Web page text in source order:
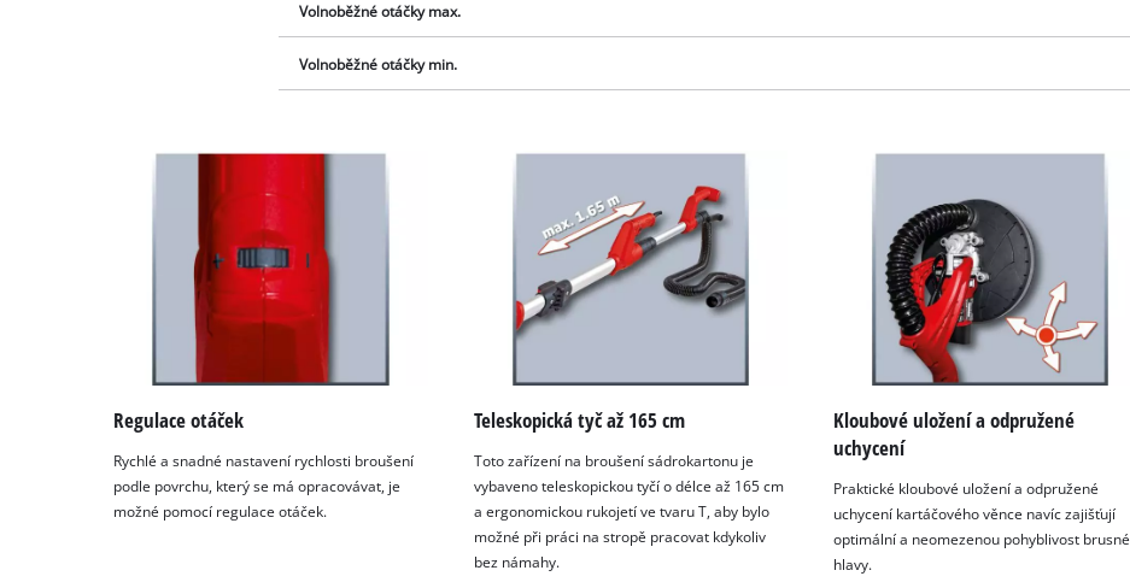
Volnoběžné otáčky max.
Volnoběžné otáčky min.
Regulace otáček
Rychlé a snadné nastavení rychlosti broušení
podle povrchu, který se má opracovávat, je
možné pomocí regulace otáček.
Teleskopická tyč až 165 cm
Toto zařízení na broušení sádrokartonu je
vybaveno teleskopickou tyčí o délce až 165 cm
a ergonomickou rukojetí ve tvaru T, aby bylo
možné při práci na stropě pracovat kdykoliv
bez námahy.
Kloubové uložení a odpružené
uchycení
Praktické kloubové uložení a odpružené
uchycení kartáčového věnce navíc zajišťují
optimální a neomezenou pohyblivost brusné
hlavy.